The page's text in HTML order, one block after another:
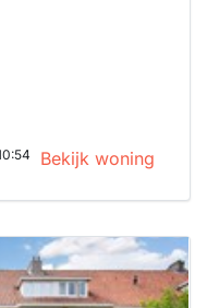
Bekijk woning